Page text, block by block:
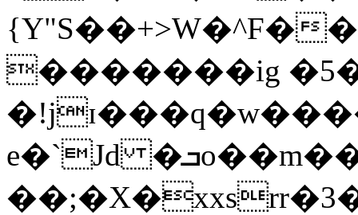
{Y"S��+>W�^F�
�������ig
e�`Jd �ܒo��m��1��d|